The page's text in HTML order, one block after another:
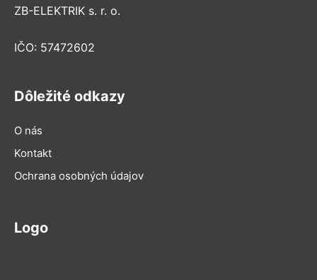
ZB-ELEKTRIK s. r. o.
IČO: 57472602
Dôležité odkazy
O nás
Kontakt
Ochrana osobných údajov
Logo